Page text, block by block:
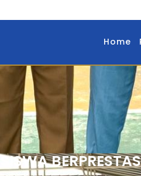
Home
SISWA